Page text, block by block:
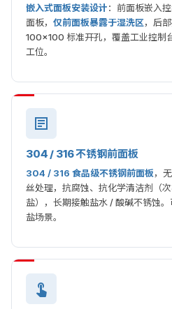
嵌入式面板安装设计：前面板嵌入
面板， 仅前面板暴露于湿洗区，后
100×100 标准开孔，覆盖工业控制
工位。
304 / 316 不锈钢前面板
304 / 316 食品级不锈钢前面板，
丝处理，抗腐蚀、抗化学清洁剂（
盐），长期接触盐水 / 酸碱不锈蚀
盐场景。